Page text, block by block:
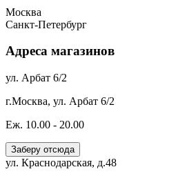
Москва
Санкт-Петербург
Адреса магазинов
ул. Арбат 6/2
г.Москва, ул. Арбат 6/2
Еж. 10.00 - 20.00
Заберу отсюда
ул. Краснодарская, д.48